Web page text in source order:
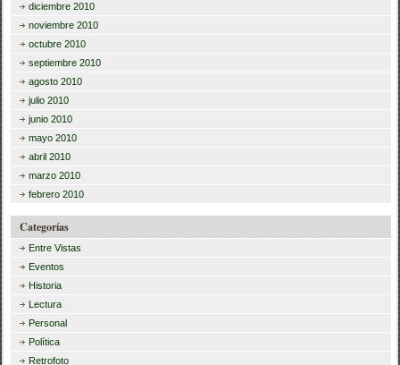
diciembre 2010
noviembre 2010
octubre 2010
septiembre 2010
agosto 2010
julio 2010
junio 2010
mayo 2010
abril 2010
marzo 2010
febrero 2010
Categorías
Entre Vistas
Eventos
Historia
Lectura
Personal
Política
Retrofoto